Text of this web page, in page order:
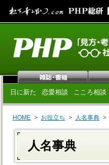
日に新た 恋愛相談 こころ相談
HOME お役立ち 人名事典
人名事典